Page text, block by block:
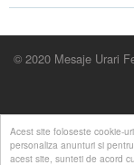
Acest site foloseste cookie-
personaliza anunturi si
acest site, sunteti de acord
© 2020 Mesaje Urari